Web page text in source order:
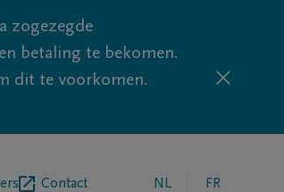
zogezegde
betaling te bekomen.
dit te voorkomen.
Contact NL FR